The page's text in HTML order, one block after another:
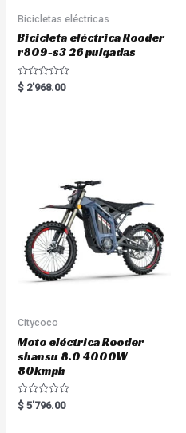
Bicicletas eléctricas
Bicicleta eléctrica Rooder
r809-s3 26 pulgadas
R
a
$ 2'968.00
Citycoco
Moto eléctrica Rooder
shansu 8.0 4000W
80kmph
R
a
$ 5'796.00